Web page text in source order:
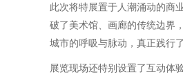
此次将特展置于人潮涌动的商
破了美术馆、画廊的传统边界
城市的呼吸与脉动，真正践行
展览现场还特别设置了互动体